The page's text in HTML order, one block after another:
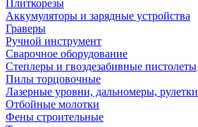
Плиткорезы
Аккумуляторы и зарядные устройства
Граверы
Ручной инструмент
Сварочное оборудование
Степлеры и гвоздезабивные пистолеты
Пилы торцовочные
Лазерные уровни, дальномеры, рулетки
Отбойные молотки
Фены строительные